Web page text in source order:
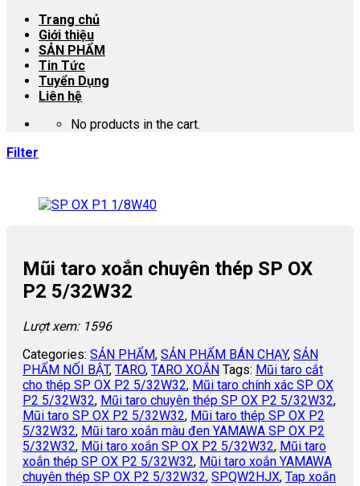
Trang chủ
Giới thiệu
SẢN PHẨM
Tin Tức
Tuyển Dụng
Liên hệ
No products in the cart.
Filter
Mũi taro xoắn chuyên thép SP OX
P2 5/32W32
Lượt xem: 1596
Categories: SẢN PHẨM, SẢN PHẨM BÁN CHẠY, SẢN
PHẨM NỐI BẬT, TARO, TARO XOẮN Tags: Mũi taro cắt
cho thép SP OX P2 5/32W32, Mũi taro chính xác SP OX
P2 5/32W32, Mũi taro chuyên thép SP OX P2 5/32W32,
Mũi taro SP OX P2 5/32W32, Mũi taro thép SP OX P2
5/32W32, Mũi taro xoắn màu đen YAMAWA SP OX P2
5/32W32, Mũi taro xoắn SP OX P2 5/32W32, Mũi taro
xoắn thép SP OX P2 5/32W32, Mũi taro xoắn YAMAWA
chuyên thép SP OX P2 5/32W32, SPQW2HJX, Tap xoắn